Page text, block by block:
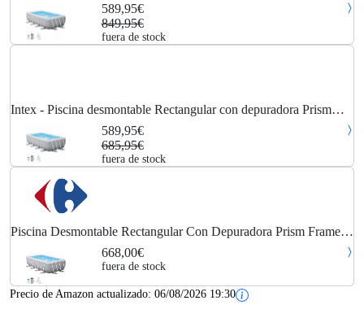
589,95€
849,95€
fuera de stock
Intex - Piscina desmontable Rectangular con depuradora Prism
589,95€
685,95€
fuera de stock
Piscina Desmontable Rectangular Con Depuradora Prism Frame
668,00€
fuera de stock
Precio de Amazon actualizado: 06/08/2026 19:30